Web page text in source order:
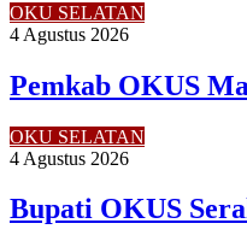
OKU SELATAN
4 Agustus 2026
Pemkab OKUS
OKU SELATAN
4 Agustus 2026
Bupati OKUS